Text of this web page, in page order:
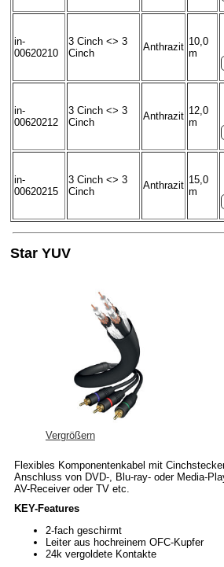
in-
00620210
3 Cinch <> 3
Cinch
Anthrazit 10,0
m
in-
00620212
3 Cinch <> 3
Cinch
Anthrazit 12,0
m
in-
00620215
3 Cinch <> 3
Cinch
Anthrazit 15,0
m
Star YUV
Vergrößern
Flexibles Komponentenkabel mit
Anschluss von DVD-, Blu-ray- oder Media-
AV-Receiver oder TV etc.
KEY-Features
2-fach geschirmt
Leiter aus hochreinem OFC-Kupfer
24k vergoldete Kontakte